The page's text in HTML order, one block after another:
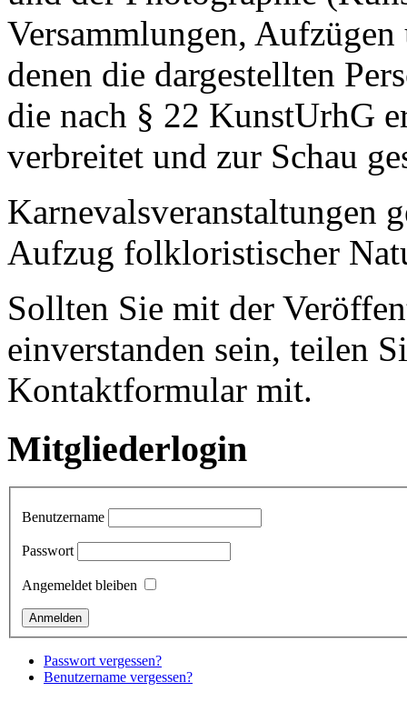
Versammlungen,
denen die dargestellten
die nach § 22 KunstUrhG
verbreitet und zur Schau
Karnevalsveranstaltungen
Aufzug folkloristischer
Sollten Sie mit der
einverstanden sein, teilen
Kontaktformular mit.
Mitgliederlogin
Benutzername
Passwort
Angemeldet bleiben
Passwort vergessen?
Benutzername vergessen?